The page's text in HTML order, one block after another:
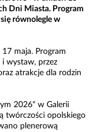
Dni Miasta. Program
równolegle w
maja. Program
wystaw, przez
atrakcje dla rodzin
2026" w Galerii
twórczości opolskiego
plenerową